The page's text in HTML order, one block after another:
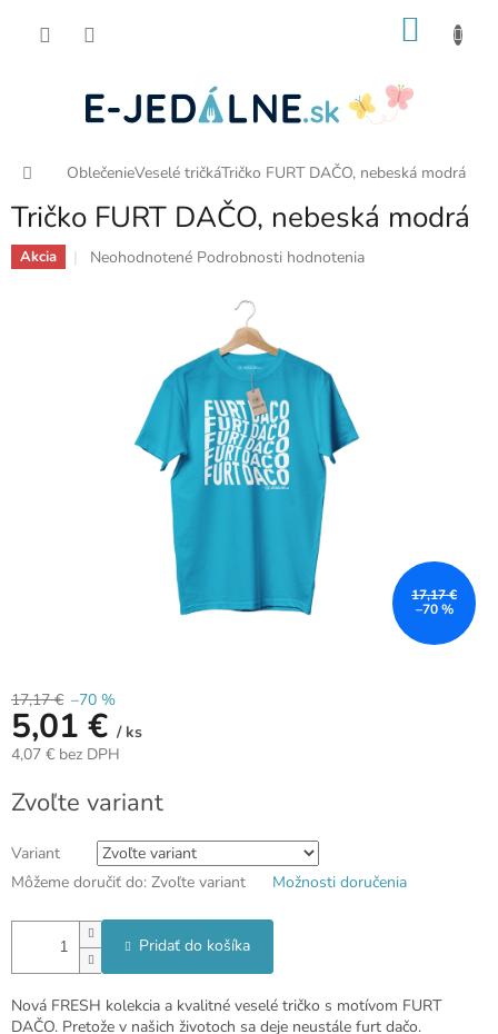
Domov
OblečenieVeselé tričkáTričko FURT DAČO, nebeská modrá
Tričko FURT DAČO, nebeská modrá
Akcia
Priemerné
hviezdičiek.
Neohodnotené Podrobnosti hodnotenia
17,17 €
–70 %
17,17 € –70 %
5,01 € / ks
4,07 € bez DPH
cena:
Zvoľte variant
Variant
Môžeme doručiť do: Zvoľte variant Možnosti doručenia
Pridať do košíka
Nová FRESH kolekcia a kvalitné veselé tričko s motívom FURT
DAČO. Pretože v našich životoch sa deje neustále furt dačo.